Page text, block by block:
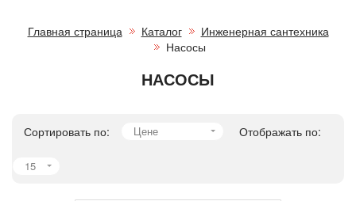
Главная страница Каталог
Инженерная сантехника
Насосы
НАСОСЫ
Сортировать по: Цене Отображать по:
15